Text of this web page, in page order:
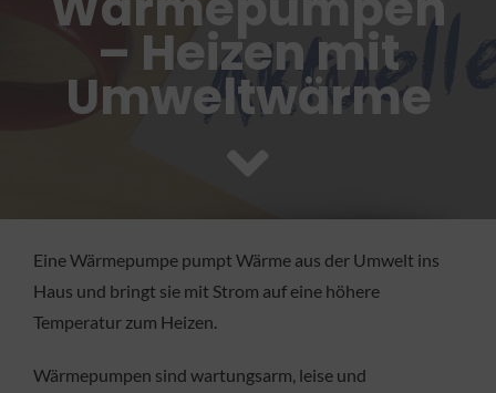
LEISTUNGEN
FÖRDERMITTEL
FACHBETRIEB
KONTAKT
– Heizen mit
Umweltwärme
Eine Wärmepumpe pumpt Wärme aus der Umwelt ins
Haus und bringt sie mit Strom auf eine höhere
Temperatur zum Heizen.
Wärmepumpen sind wartungsarm, leise und